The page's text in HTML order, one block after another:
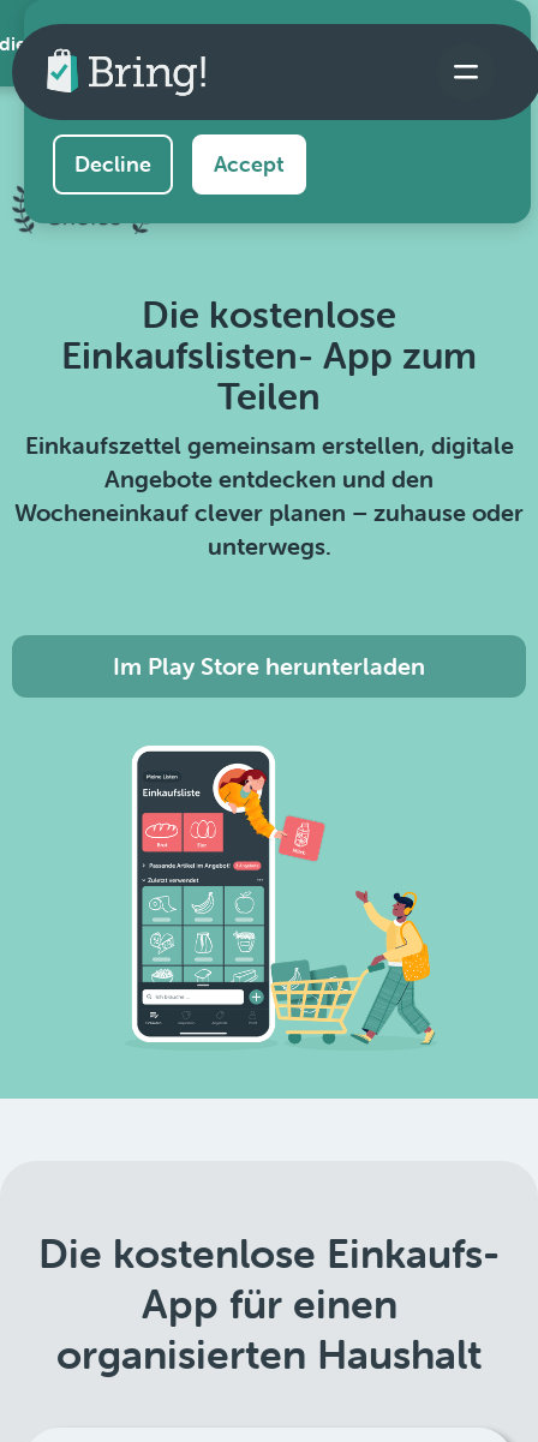
AppThis website uses cookies to ensure you get the
best experience on our website.
Decline Accept
Die kostenlose
Einkaufslisten- App zum
Teilen
Einkaufszettel gemeinsam erstellen, digitale
Angebote entdecken und den
Wocheneinkauf clever planen – zuhause oder
unterwegs.
Im Play Store herunterladen
Die kostenlose Einkaufs-
App für einen
organisierten Haushalt